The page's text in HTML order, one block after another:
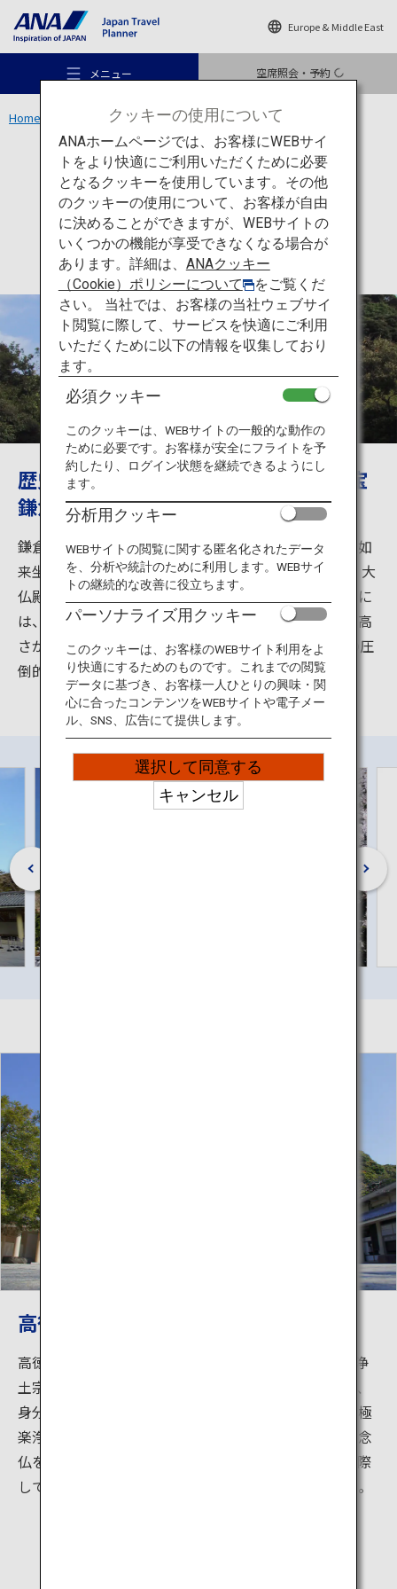
Europe & Middle East
メニュー 空席照会・予約
おすすめの旅
旅のアイデア
行き先
旅のお役立ち情報
ANA サービス
Home 関東エリア 鎌倉大仏殿 高徳院
文化 神奈川
鎌倉大仏殿 高徳院
歴史ある街・神奈川県鎌倉の象徴、国宝
鎌倉大仏
鎌倉大仏として名高い高徳院の本尊、国宝銅造阿弥陀如
来坐像。その造立が開始されたのは1252年。その後、大
仏殿は台風や大津波のため倒壊し、室町時代の末までに
は、今の「露坐の大仏」になりました。台座を含めた高
さが約13.35メートル、総重量は約121トンあり、その圧
倒的な迫力は必見です！
高徳院
高徳院は、法然上人（1133～1212 年）を開祖とする浄
土宗の仏教寺院です。法然上人は、善悪、男女、年齢、
身分などの区別なく、万人の救済を本願とされる西方極
楽浄土の教主、阿弥陀如来に帰依されました。誰しも念
仏を称えれば、その御加護に与ることができ、臨終に際
しては極楽浄土に迎え入れていただけると説きました。
クッキーの使用について
ANAホームページでは、お客様にWEBサイ
トをより快適にご利用いただくために必要
となるクッキーを使用しています。その他
のクッキーの使用について、お客様が自由
に決めることができますが、WEBサイトの
いくつかの機能が享受できなくなる場合が
あります。詳細は、 ANAクッキー
（Cookie）ポリシーについて
をご覧くだ
さい。 当社では、お客様の当社ウェブサイ
ト閲覧に際して、サービスを快適にご利用
いただくために以下の情報を収集しており
ます。
必須クッキー
このクッキーは、WEBサイトの一般的な動作の
ために必要です。お客様が安全にフライトを予
約したり、ログイン状態を継続できるようにし
ます。
分析用クッキー
WEBサイトの閲覧に関する匿名化されたデータ
を、分析や統計のために利用します。WEBサイ
トの継続的な改善に役立ちます。
パーソナライズ用クッキー
このクッキーは、お客様のWEBサイト利用をよ
り快適にするためのものです。これまでの閲覧
データに基づき、お客様一人ひとりの興味・関
心に合ったコンテンツをWEBサイトや電子メー
ル、SNS、広告にて提供します。
選択して同意する
キャンセル